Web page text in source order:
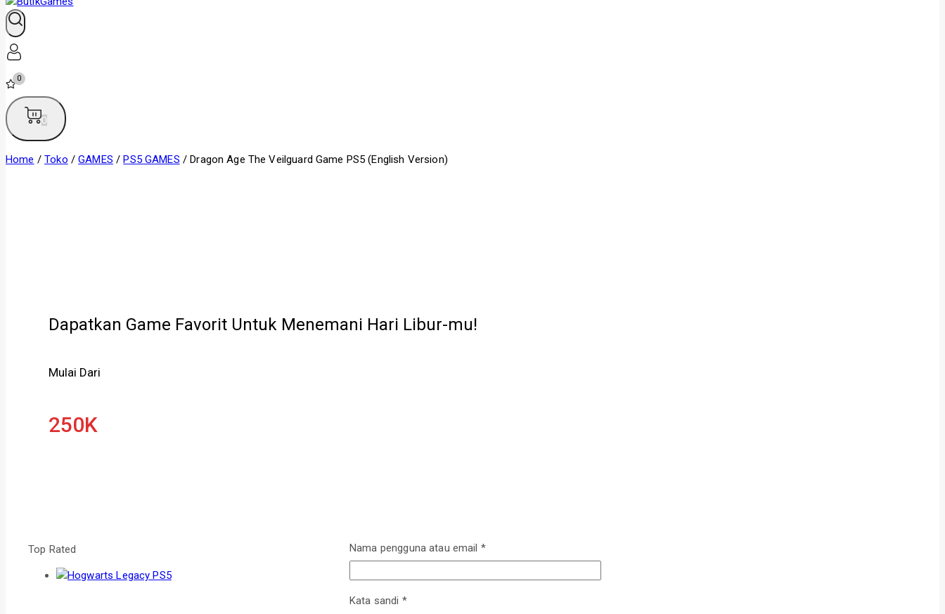
0
0
Home / Toko / GAMES / PS5 GAMES / Dragon Age The Veilguard Game PS5 (English Version)
Dapatkan Game Favorit Untuk Menemani Hari Libur-mu!
Mulai Dari
250K
Top Rated Nama pengguna atau email *
Kata sandi *